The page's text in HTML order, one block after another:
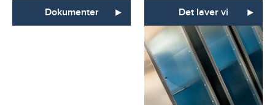
Dokumenter Det laver vi